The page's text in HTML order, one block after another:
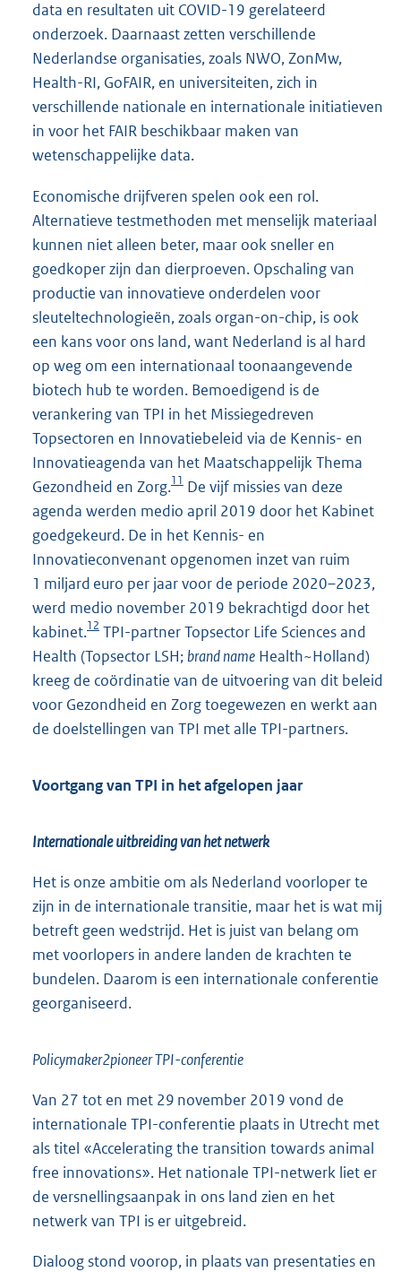
data en resultaten uit COVID-19 gerelateerd
onderzoek. Daarnaast zetten verschillende
Nederlandse organisaties, zoals NWO, ZonMw,
Health-RI, GoFAIR, en universiteiten, zich in
verschillende nationale en internationale initiatieven
in voor het FAIR beschikbaar maken van
wetenschappelijke data.
Economische drijfveren spelen ook een rol.
Alternatieve testmethoden met menselijk materiaal
kunnen niet alleen beter, maar ook sneller en
goedkoper zijn dan dierproeven. Opschaling van
productie van innovatieve onderdelen voor
sleuteltechnologieën, zoals organ-on-chip, is ook
een kans voor ons land, want Nederland is al hard
op weg om een internationaal toonaangevende
biotech hub te worden. Bemoedigend is de
verankering van TPI in het Missiegedreven
Topsectoren en Innovatiebeleid via de Kennis- en
Innovatieagenda van het Maatschappelijk Thema
Gezondheid en Zorg.11 De vijf missies van deze
agenda werden medio april 2019 door het Kabinet
goedgekeurd. De in het Kennis- en
Innovatieconvenant opgenomen inzet van ruim
1 miljard euro per jaar voor de periode 2020–2023,
werd medio november 2019 bekrachtigd door het
kabinet.12 TPI-partner Topsector Life Sciences and
Health (Topsector LSH;brand name Health~Holland)
kreeg de coördinatie van de uitvoering van dit beleid
voor Gezondheid en Zorg toegewezen en werkt aan
de doelstellingen van TPI met alle TPI-partners.
Voortgang van TPI in het afgelopen jaar
Internationale uitbreiding van het netwerk
Het is onze ambitie om als Nederland voorloper te
zijn in de internationale transitie, maar het is wat mij
betreft geen wedstrijd. Het is juist van belang om
met voorlopers in andere landen de krachten te
bundelen. Daarom is een internationale conferentie
georganiseerd.
Policymaker2pioneer TPI-conferentie
Van 27 tot en met 29 november 2019 vond de
internationale TPI-conferentie plaats in Utrecht met
als titel «Accelerating the transition towards animal
free innovations». Het nationale TPI-netwerk liet er
de versnellingsaanpak in ons land zien en het
netwerk van TPI is er uitgebreid.
Dialoog stond voorop, in plaats van presentaties en